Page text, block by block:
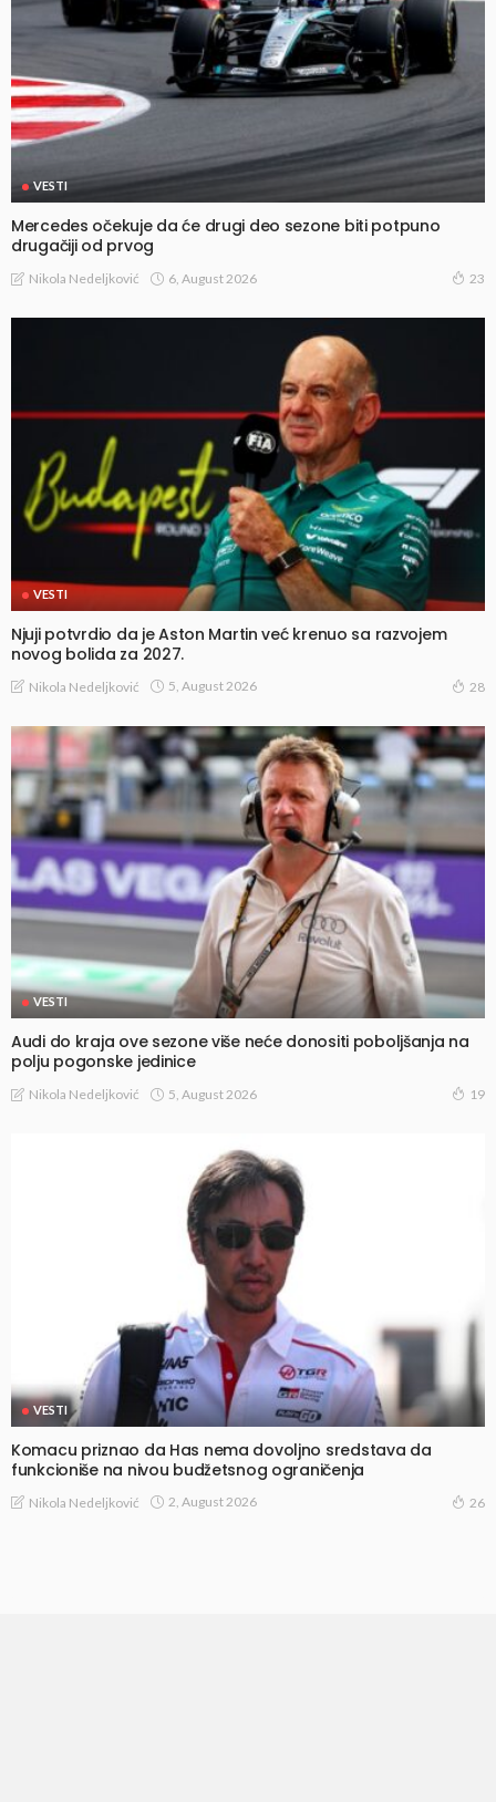
VESTI
Mercedes očekuje da će drugi deo sezone biti potpuno
drugačiji od prvog
Nikola Nedeljković 6, August 2026 23
VESTI
Njuji potvrdio da je Aston Martin već krenuo sa razvojem
novog bolida za 2027.
Nikola Nedeljković 5, August 2026 28
VESTI
Audi do kraja ove sezone više neće donositi poboljšanja na
polju pogonske jedinice
Nikola Nedeljković 5, August 2026 19
VESTI
Komacu priznao da Has nema dovoljno sredstava da
funkcioniše na nivou budžetsnog ograničenja
Nikola Nedeljković 2, August 2026 26